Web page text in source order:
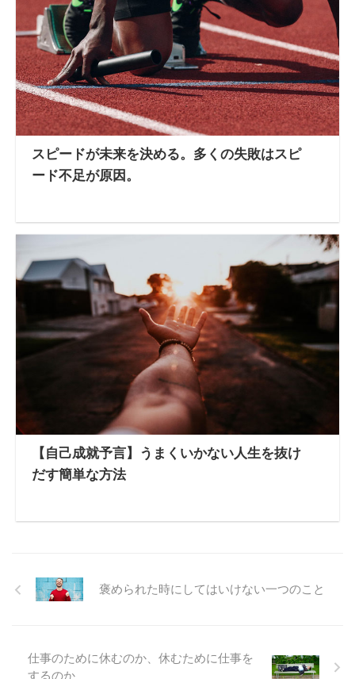
スピードが未来を決める。多くの失敗はスピ
ード不足が原因。
【自己成就予言】うまくいかない人生を抜け
だす簡単な方法
褒められた時にしてはいけない一つのこと
仕事のために休むのか、休むために仕事を
するのか